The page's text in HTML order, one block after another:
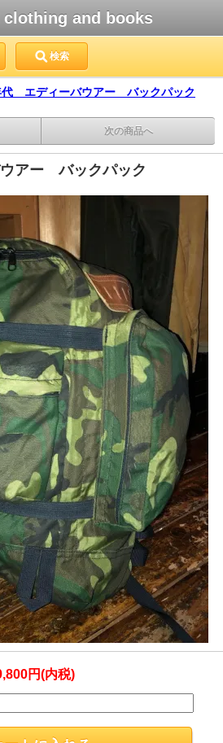
clothing and books
検索
代 エディーバウアー バックパック
次の商品へ
アー バックパック
円(内税)